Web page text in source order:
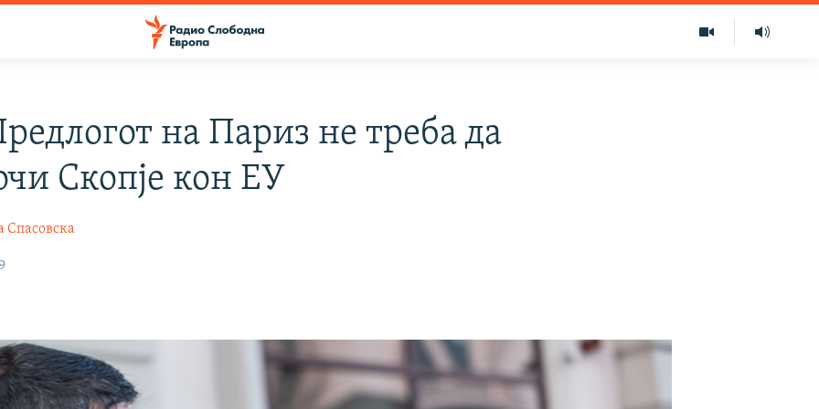
на Париз не треба да
Скопје кон ЕУ
Спасовска